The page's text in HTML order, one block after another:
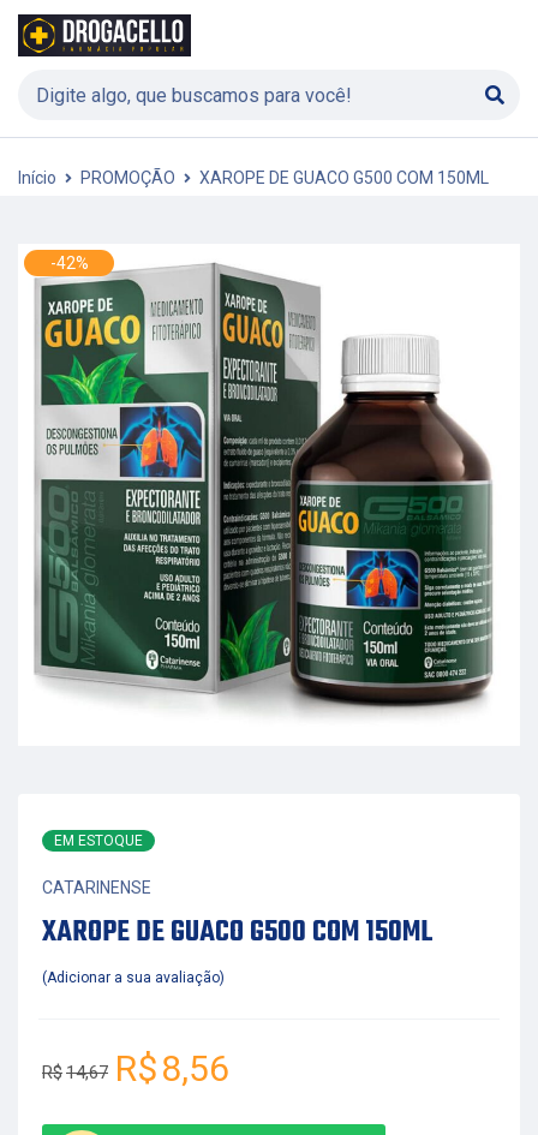
Início PROMOÇÃO XAROPE DE GUACO G500 COM 150ML
-42%
EM ESTOQUE
CATARINENSE
XAROPE DE GUACO G500 COM 150ML
Adicionar a sua avaliação
R$14,67 R$8,56